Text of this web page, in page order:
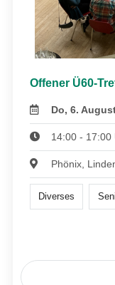
Offener Ü60-
Do, 6.
14:00 - 17:00
Phönix,
Diverses